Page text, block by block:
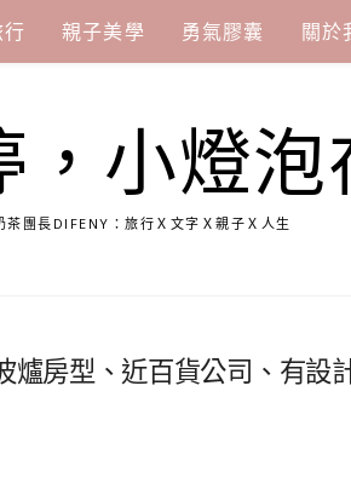
親子美學 勇氣膠囊 關於
，小燈泡
茶團長DIFENY：旅行Ｘ文字Ｘ親子Ｘ人生
爐房型、近百貨公司、有設